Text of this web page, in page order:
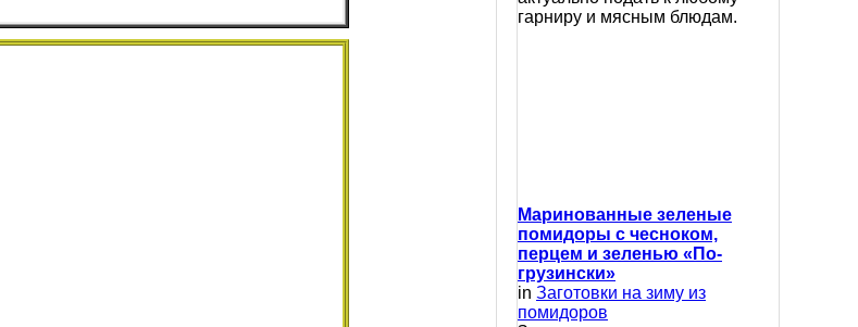
гарниру и мясным блюдам.
Маринованные зеленые
помидоры с чесноком,
перцем и зеленью «По-
грузински»
in Заготовки на зиму из
помидоров